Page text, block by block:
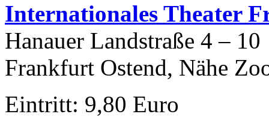
Internationales Theater
Hanauer Landstraße 4 – 10
Frankfurt Ostend, Nähe
Eintritt: 9,80 Euro